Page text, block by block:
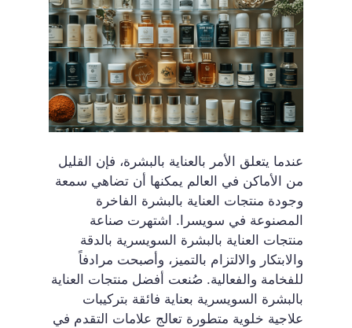
عندما يتعلق الأمر بالعناية بالبشرة، فإن القليل
من الأماكن في العالم يمكنها أن تضاهي سمعة
وجودة منتجات العناية بالبشرة الفاخرة
المصنوعة في سويسرا. اشتهرت صناعة
منتجات العناية بالبشرة السويسرية بالدقة
والابتكار والالتزام بالتميز، وأصبحت مرادفاً
للفخامة والفعالية. صُنعت أفضل منتجات العناية
بالبشرة السويسرية بعناية فائقة بتركيبات
علاجية خلوية متطورة تعالج علامات التقدم في